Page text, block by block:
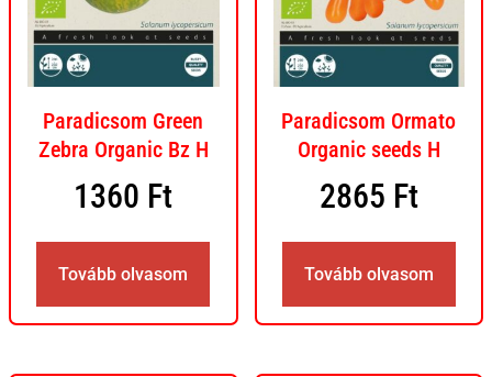
Paradicsom Green
Zebra Organic Bz H
1360 Ft
Tovább olvasom
Paradicsom Ormato
Organic seeds H
2865 Ft
Tovább olvasom